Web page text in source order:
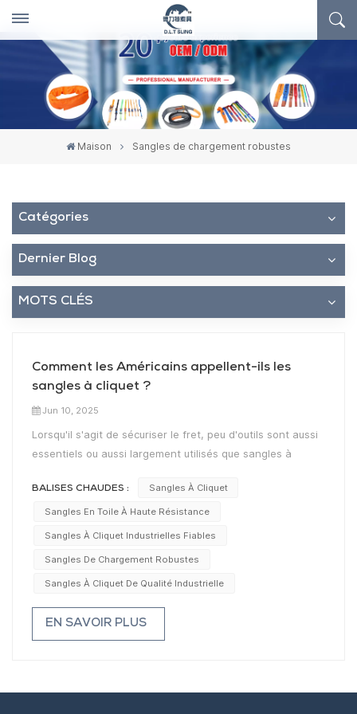
Maison Sangles de chargement robustes
Catégories
Dernier Blog
MOTS CLÉS
Comment les Américains appellent-ils les
sangles à cliquet ?
Jun 10, 2025
Lorsqu'il s'agit de sécuriser le fret, peu d'outils sont aussi
essentiels ou aussi largement utilisés que sangles à
sangles aux États-Unis ? Si « sangle à cliquet » est le
terme le plus courant, les Américains utilisent en réalité
des noms variés selon la région, le secteur d'activité ou
standard et le plus répandu aux États-Unis. Il désigne les
sangles à cliquet qui serrent et fixent les charges. Que
vous attachiez une moto, des meubles dans un camion de
déménagement ou une charge sur une remorque, « sangle
à cliquet » est le terme de prédilection.De nombreux
BALISES CHAUDES : Sangles À Cliquet
Sangles En Toile À Haute Résistance
Sangles À Cliquet Industrielles Fiables
Sangles De Chargement Robustes
Sangles À Cliquet De Qualité Industrielle
EN SAVOIR PLUS